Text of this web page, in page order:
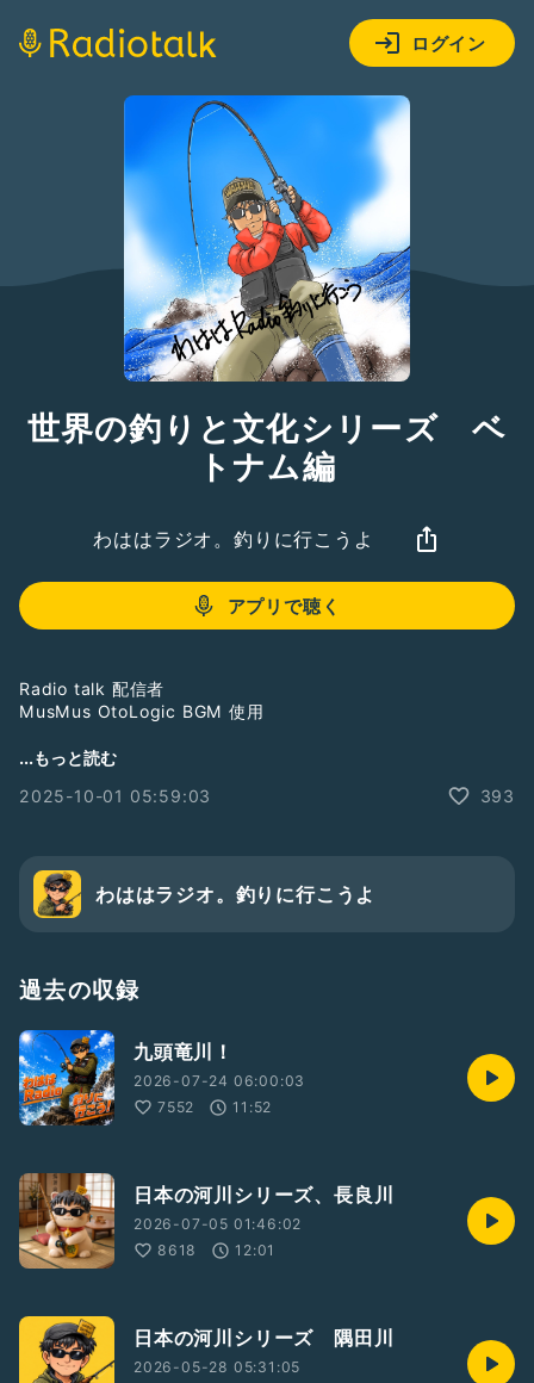
ログイン
世界の釣りと文化シリーズ ベ
トナム編
わははラジオ。釣りに行こうよ
アプリで聴く
Radio talk 配信者
MusMus OtoLogic BGM 使用
釣りの好きな配信者です
...もっと読む
2025-10-01 05:59:03
393
わははラジオ。釣りに行こうよ
過去の収録
九頭竜川！
2026-07-24 06:00:03
7552
11:52
日本の河川シリーズ、長良川
2026-07-05 01:46:02
8618
12:01
日本の河川シリーズ 隅田川
2026-05-28 05:31:05